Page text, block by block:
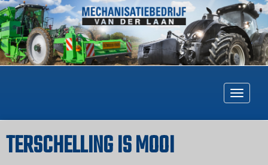
TERSCHELLING IS MOOI